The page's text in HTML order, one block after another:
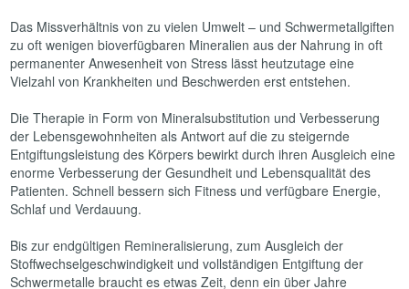
Das Missverhältnis von zu vielen Umwelt – und Schwermetallgiften
zu oft wenigen bioverfügbaren Mineralien aus der Nahrung in oft
permanenter Anwesenheit von Stress lässt heutzutage eine
Vielzahl von Krankheiten und Beschwerden erst entstehen.
Die Therapie in Form von Mineralsubstitution und Verbesserung
der Lebensgewohnheiten als Antwort auf die zu steigernde
Entgiftungsleistung des Körpers bewirkt durch ihren Ausgleich eine
enorme Verbesserung der Gesundheit und Lebensqualität des
Patienten. Schnell bessern sich Fitness und verfügbare Energie,
Schlaf und Verdauung.
Bis zur endgültigen Remineralisierung, zum Ausgleich der
Stoffwechselgeschwindigkeit und vollständigen Entgiftung der
Schwermetalle braucht es etwas Zeit, denn ein über Jahre